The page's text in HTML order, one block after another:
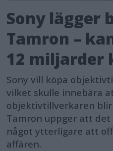
Sony lägger
Tamron –
12 miljarder
Sony vill köpa
vilket skulle innebära
objektivtillverkaren blir
Tamron uppger att
något ytterligare att
affären.